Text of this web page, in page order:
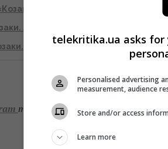
Абсолютно брехлива історія»
Абсолютно брехлива історія»
Абсолютно брехлива історія»
та Facebook
telekritika.ua asks for
Personalised advertising
measurement, audience
Store and/or access
Learn more